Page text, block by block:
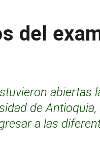
del
abiertas
de Antioquia,
a las